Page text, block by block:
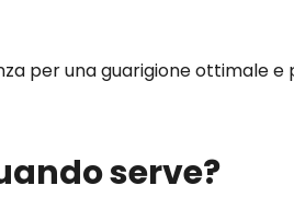
per una guarigione ottimale
serve?